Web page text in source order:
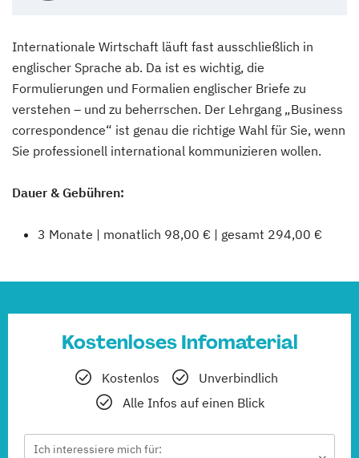
Internationale Wirtschaft läuft fast ausschließlich in
englischer Sprache ab. Da ist es wichtig, die
Formulierungen und Formalien englischer Briefe zu
verstehen – und zu beherrschen. Der Lehrgang „Business
correspondence“ ist genau die richtige Wahl für Sie, wenn
Sie professionell international kommunizieren wollen.
Dauer & Gebühren:
3 Monate | monatlich 98,00 € | gesamt 294,00 €
Kostenloses Infomaterial
Kostenlos
Unverbindlich
Alle Infos auf einen Blick
Ich interessiere mich für: